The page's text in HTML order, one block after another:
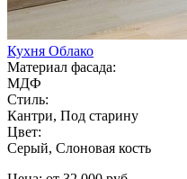
Кухня Облако
Материал фасада:
МДФ
Стиль:
Кантри, Под старину
Цвет:
Серый, Слоновая кость